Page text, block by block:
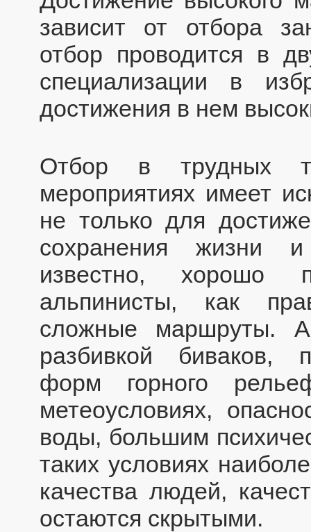
зависит от отбора
отбор проводится в
специализации в
достижения в нем
Отбор в трудных
мероприятиях имеет
не только для
сохранения жизни
известно, хорошо
альпинисты, как
сложные маршруты.
разбивкой биваков,
форм горного
метеоусловиях,
воды, большим
таких условиях
качества людей,
остаются скрытыми.